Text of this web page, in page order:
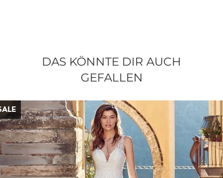
DAS KÖNNTE DIR AUCH
GEFALLEN